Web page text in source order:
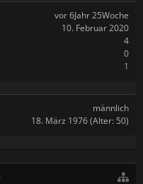
vor 6Jahr 25Woche
10. Februar 2020
4
0
1
männlich
18. März 1976(Alter: 50)